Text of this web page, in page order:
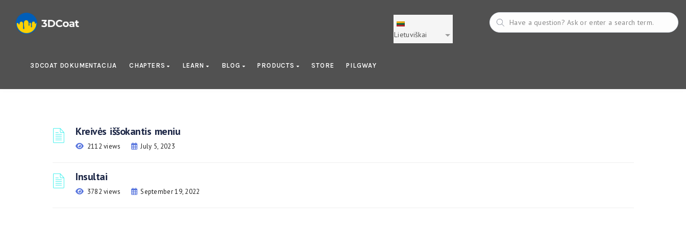
Lietuviškai
3DCOAT DOKUMENTACIJA CHAPTERS LEARN BLOG PRODUCTS STORE PILGWAY
Kreivės iššokantis meniu
2112 views July 5, 2023
Insultai
3782 views September 19, 2022